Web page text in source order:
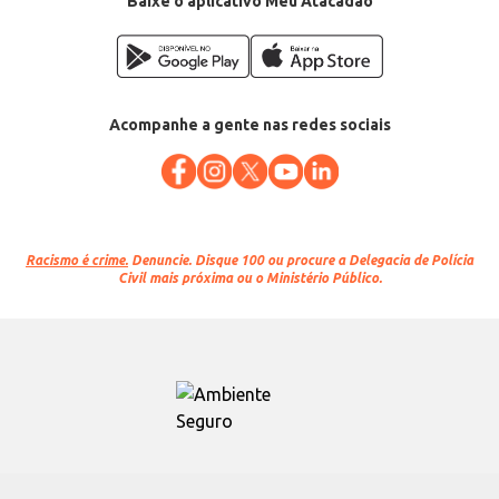
Acompanhe a gente nas redes sociais
Racismo é crime. Denuncie. Disque 100 ou procure a Delegacia de Polícia
Civil mais próxima ou o Ministério Público.